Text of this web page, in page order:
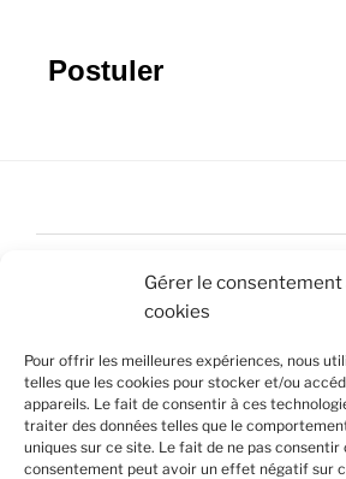
Gérer le consentement
cookies
Pour offrir les meilleures expériences, nous
telles que les cookies pour stocker et/ou
appareils. Le fait de consentir à ces
traiter des données telles que le
uniques sur ce site. Le fait de ne pas consentir
consentement peut avoir un effet négatif sur
Postuler
Nous contacter
Mentions légales
Politique de confidentialité
Politique de cookies (UE)